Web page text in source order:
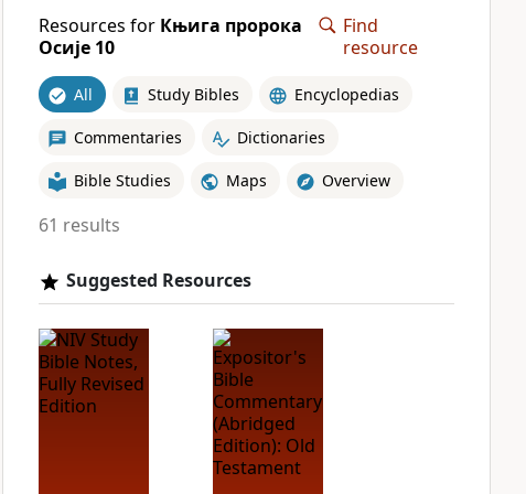
Resources for Књига пророка
Осије 10
Find
resource
All Study Bibles Encyclopedias
Commentaries Dictionaries
Bible Studies Maps Overview
61 results
Suggested Resources